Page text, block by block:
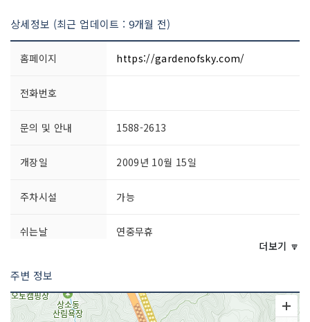
상세정보 (최근 업데이트 : 9개월 전)
홈페이지 https://gardenofsky.com/
전화번호
문의 및 안내 1588-2613
개장일 2009년 10월 15일
주차시설 가능
쉬는날 연중무휴
7:00)
더보기 🔽
주변 정보